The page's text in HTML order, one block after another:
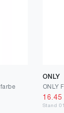
ONLY
16.45
Stand